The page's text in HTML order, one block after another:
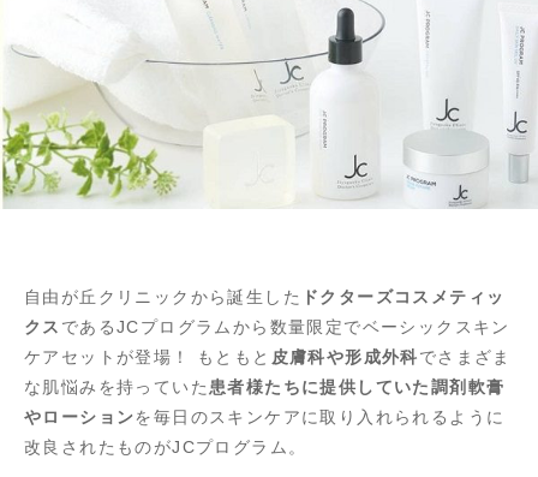
自由が丘クリニックから誕生した ドクターズコスメティッ
クス であるJCプログラムから数量限定でベーシックスキン
ケアセットが登場！ もともと 皮膚科や形成外科でさまざま
な肌悩みを持っていた 患者様たちに提供していた調剤軟膏
やローションを毎日のスキンケアに取り入れられるように
改良されたものがJCプログラム。